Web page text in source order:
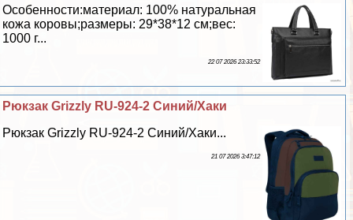
Особенности:материал: 100% натуральная
кожа коровы;размеры: 29*38*12 см;вес:
1000 г...
22 07 2026 23:33:52
Рюкзак Grizzly RU-924-2 Синий/Хаки
Рюкзак Grizzly RU-924-2 Синий/Хаки...
21 07 2026 3:47:12